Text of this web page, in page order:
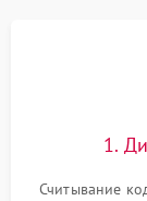
1.
Считывание